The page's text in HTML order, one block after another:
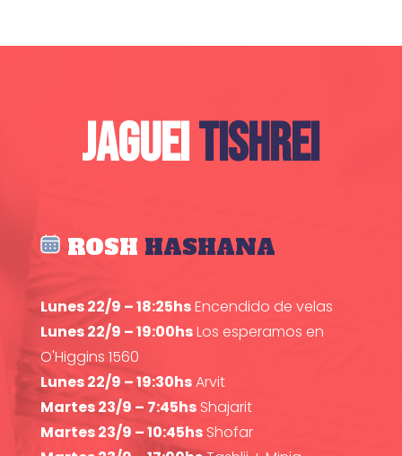
JAGUEITISHREI
ROSH HASHANA
Lunes 22/9 – 18:25hsEncendido de velas
Lunes 22/9 – 19:00hsLos esperamos en
O'Higgins 1560
Lunes 22/9 – 19:30hsArvit
Martes 23/9 – 7:45hsShajarit
Martes 23/9 – 10:45hsShofar